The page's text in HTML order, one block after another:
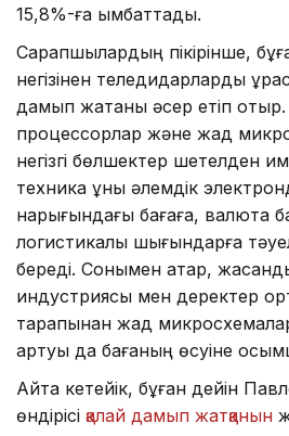
15,8%-ға қымбаттады.
Сарапшылардың пікірінше,
негізінен теледидарларды
дамып жатқаны әсер етіп
процессорлар және жад
негізгі бөлшектер шетелден
техника құны әлемдік
нарығындағы бағаға, валюта
логистикалық шығындарға
береді. Сонымен қатар,
индустриясы мен деректер
тарапынан жад
артуы да бағаның өсуіне
Айта кетейік, бұған дейін
өндірісі қалай дамып жатқанын